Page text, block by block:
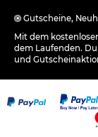
Gutscheine,
Mit dem
dem Laufenden.
und